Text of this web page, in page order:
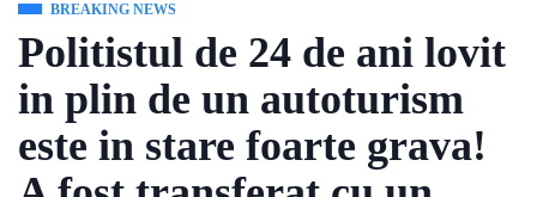
BREAKING NEWS
Politistul de 24 de ani lovit
in plin de un autoturism
este in stare foarte grava!